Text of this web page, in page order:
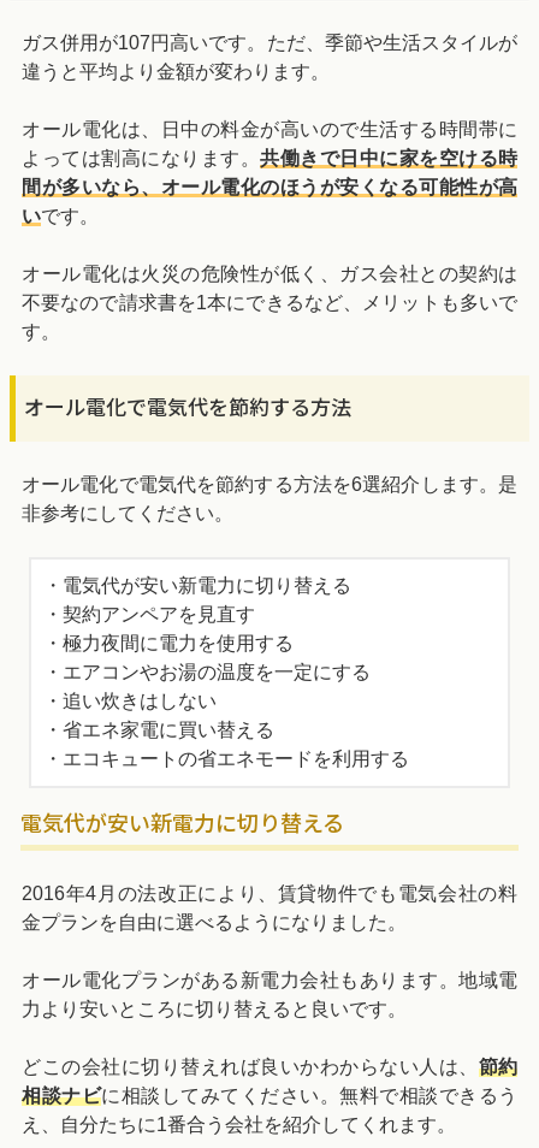
ガス併用が107円高いです。ただ、季節や生活スタイルが
違うと平均より金額が変わります。
オール電化は、日中の料金が高いので生活する時間帯に
よっては割高になります。 共働きで日中に家を空ける時
間が多いなら、オール電化のほうが安くなる可能性が高
いです。
オール電化は火災の危険性が低く、ガス会社との契約は
不要なので請求書を1本にできるなど、メリットも多いで
す。
オール電化で電気代を節約する方法
オール電化で電気代を節約する方法を6選紹介します。是
非参考にしてください。
・電気代が安い新電力に切り替える
・契約アンペアを見直す
・極力夜間に電力を使用する
・エアコンやお湯の温度を一定にする
・追い炊きはしない
・省エネ家電に買い替える
・エコキュートの省エネモードを利用する
電気代が安い新電力に切り替える
2016年4月の法改正により、賃貸物件でも電気会社の料
金プランを自由に選べるようになりました。
オール電化プランがある新電力会社もあります。地域電
力より安いところに切り替えると良いです。
どこの会社に切り替えれば良いかわからない人は、 節約
相談ナビに相談してみてください。無料で相談できるう
え、自分たちに1番合う会社を紹介してくれます。